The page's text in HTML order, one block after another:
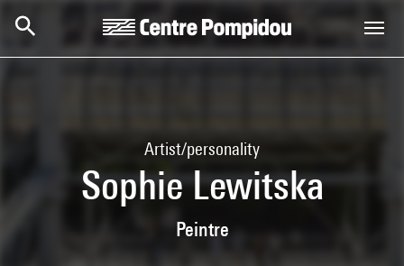
Artist/personality
Sophie Lewitska
Peintre